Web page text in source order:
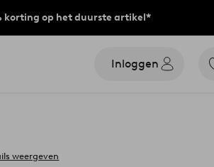
korting op het duurste artikel*
Inloggen
weergeven